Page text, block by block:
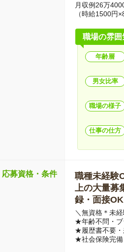
月収例26万
（時給1500円
職場の雰囲
年齢層
男女比率
職場の様子
仕事の仕方
応募資格・条件
職種未経験
上の大量
録・面接OK
＼無資格＊未
★年齢不問・ブ
★履歴書不要・
★社会保険完備